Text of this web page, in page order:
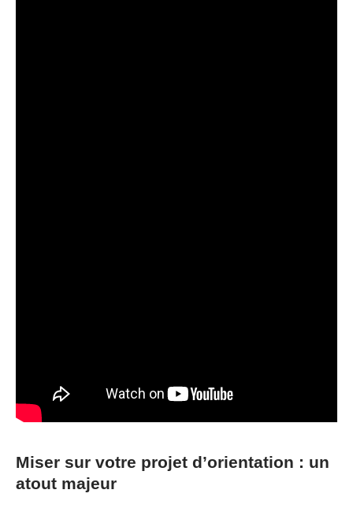
Miser sur votre projet d’orientation : un
atout majeur